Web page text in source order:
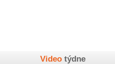
Video týdne